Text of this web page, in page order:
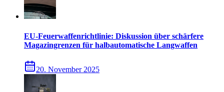
EU-Feuerwaffenrichtlinie: Diskussion über schärfere
Magazingrenzen für halbautomatische Langwaffen
20. November 2025